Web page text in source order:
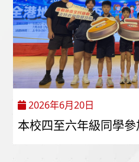
2026年6月20日
本校四至六年級同學